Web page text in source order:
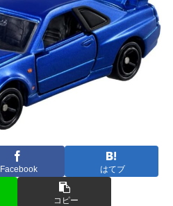
Facebook はてブ
コピー